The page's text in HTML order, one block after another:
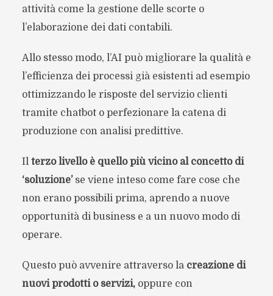
attività come la gestione delle scorte o
l’elaborazione dei dati contabili.
Allo stesso modo, l’AI può migliorare la qualità e
l’efficienza dei processi già esistenti ad esempio
ottimizzando le risposte del servizio clienti
tramite chatbot o perfezionare la catena di
produzione con analisi predittive.
Ilterzo livello è quello più vicino al concetto di
‘soluzione’ se viene inteso come fare cose che
non erano possibili prima, aprendo a nuove
opportunità di business e a un nuovo modo di
operare.
Questo può avvenire attraverso la creazione di
nuovi prodotti o servizi,oppure con